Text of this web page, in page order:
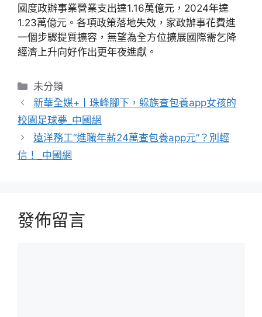
國度政辦事業營業支出達1.16萬億元，2024年達
1.23萬億元。各項政策落地失效，家政辦事花費進
一個步驟提質擴容，無望為全方位擴展國際需乞降
經濟上升向好作出更年夜進獻。
分
類
未分類
新華全媒+丨珠峰腳下，躲族查包養app女孩的
校園足球夢_中國網
遠洋務工“進職年薪24萬查包養app元”？別輕
信！_中國網
發佈留言